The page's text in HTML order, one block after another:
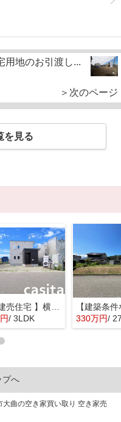
用地のお引渡し...
＞次のページ
を見る
【 新築建売住宅 】横手市八幡字長者町No50 横手北小学校区のオール電化 3LDK
/ 3LDK 330万円/
プへ
大曲の空き家買い取り 空き家売